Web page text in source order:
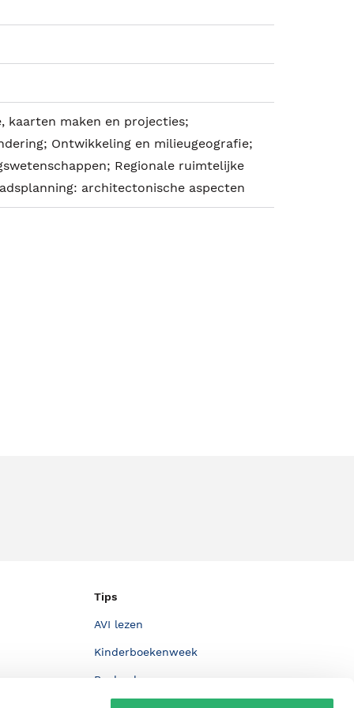
kaarten maken en projecties;
Ontwikkeling en milieugeografie;
Regionale ruimtelijke
architectonische aspecten
Tips
AVI lezen
Kinderboekenweek
Boekenbon